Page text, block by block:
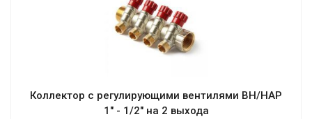
Коллектор с регулирующими вентилями ВН/НАР
1" - 1/2" на 2 выхода